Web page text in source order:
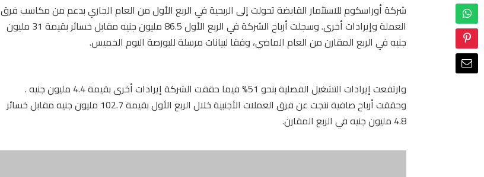
شركة أوراسكوم للاستثمار القابضة تحولت إلى الربحية في الربع الأول من العام الجاري بدعم من مكاسب فرق
العملة وإيرادات أخرى. وسجلت أرباح الشركة في الربع الأول 86.5 مليون جنيه مقابل خسائر بقيمة 31 مليون
جنيه في الربع المقارن من العام الماضي، وفقا لبيانات مرسلة للبورصة اليوم الخميس.
وارتفعت إيرادات التشغيل الفصلية بنحو 51% فيما حققت الشركة إيرادات أخرى بقيمة 4.4 مليون جنيه .
وحققت أرباح صافية نتجت عن فرق العملات الأجنبية خلال الربع الأول بقيمة 102.7 مليون جنيه مقابل خسائر
4.8 مليون جنيه في الربع المقارن.